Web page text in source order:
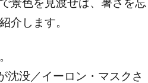
介します。
沈没／イーロン・マスクさ